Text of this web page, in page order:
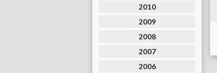
2010
2009
2008
2007
2006